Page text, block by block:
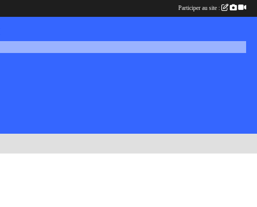
Participer au site :